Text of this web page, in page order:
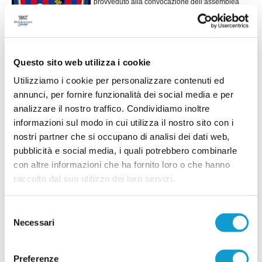
Questo sito web utilizza i cookie
Utilizziamo i cookie per personalizzare contenuti ed
annunci, per fornire funzionalità dei social media e per
analizzare il nostro traffico. Condividiamo inoltre
informazioni sul modo in cui utilizza il nostro sito con i
nostri partner che si occupano di analisi dei dati web,
pubblicità e social media, i quali potrebbero combinarle
con altre informazioni che ha fornito loro o che hanno
raccolto dal suo utilizzo dei loro servizi.
delNecessari
Preferenze
dei soci. Preso atto della volontà del Presidente
Alessandro Santini di non proseguire nel suo
POLISP. PETRUS. Panchina a Francesco
Bosoni: 9 acquisti per migliorare
MONSAMPIETRO MORICO. La Polisportiva
iniziative organizzate in paese, tra cui il corso di
tennis e di yoga, si accinge a iniziare la nuova
Francesco Bosoni, reduce dall'esperienza alla
guida delle Piane di Montegiorgio, pronto a mettesi in gioco in questa
... leggi
l'ATLETICO SAN GIORGIO
guardare al futuro con maggiore ambizione.
L'Amatori San Giorgio cambia ufficialmente nome